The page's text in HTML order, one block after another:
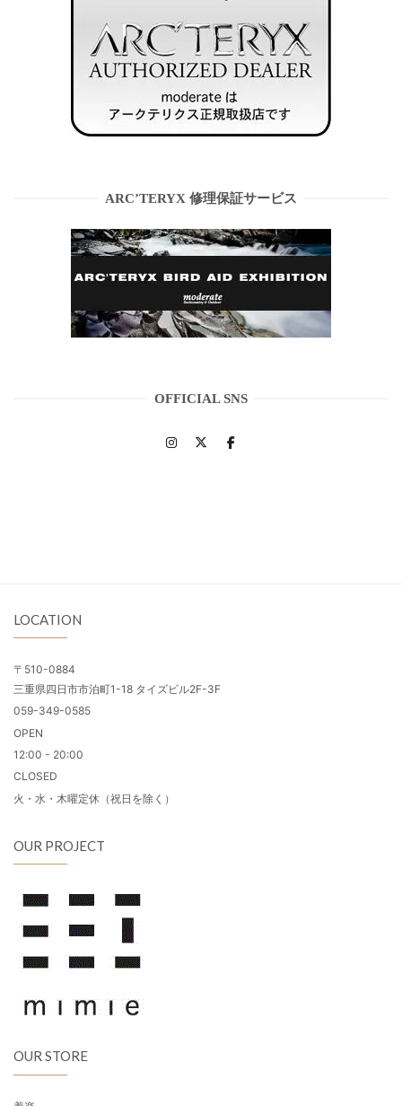
ARC’TERYX 修理保証サービス
OFFICIAL SNS
LOCATION
〒510-0884
三重県四日市市泊町1-18 タイズビル2F-3F
059-349-0585
OPEN
12:00 - 20:00
CLOSED
火・水・木曜定休（祝日を除く）
OUR PROJECT
OUR STORE